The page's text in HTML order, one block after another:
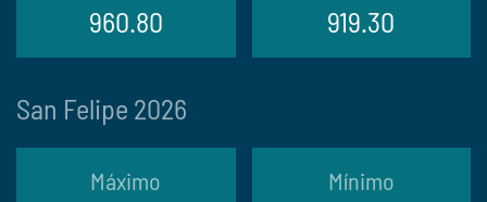
960.80 919.30
San Felipe 2026
Máximo Mínimo